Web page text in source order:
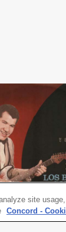
site
Concord -